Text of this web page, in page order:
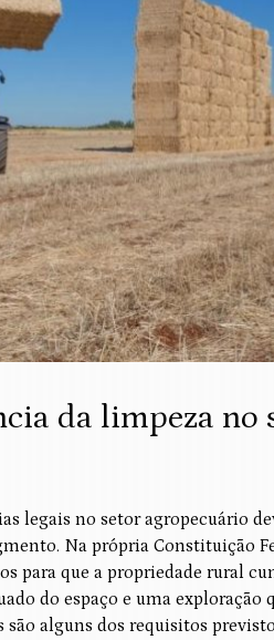
da limpeza no
legais no setor agropecuário
Na própria Constituição
para que a propriedade rural
do espaço e uma exploração
alguns dos requisitos